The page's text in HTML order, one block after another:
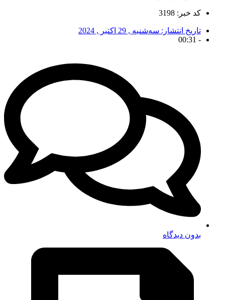
کد خبر: 3198
تاریخ انتشار: سه‌شنبه , 29 اکتبر , 2024
-
00:31
بدون دیدگاه